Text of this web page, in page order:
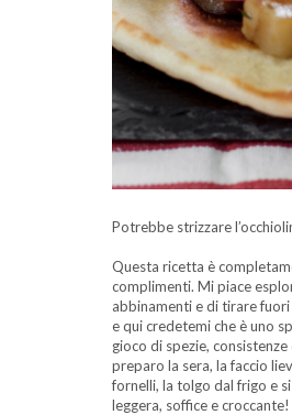
Potrebbe strizzare
Questa ricetta è
complimenti. Mi piace
abbinamenti e di tirare
e qui credetemi che è uno
gioco di spezie,
preparo la sera, la faccio
fornelli, la tolgo dal frigo e
leggera, soffice e croccante!